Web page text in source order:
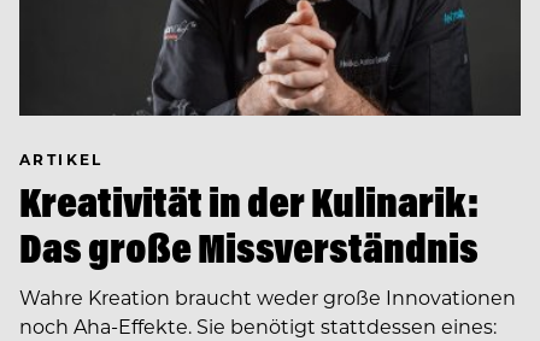
ARTIKEL
Kreativität in der Kulinarik:
Das große Missverständnis
Wahre Kreation braucht weder große Innovationen
noch Aha-Effekte. Sie benötigt stattdessen eines: